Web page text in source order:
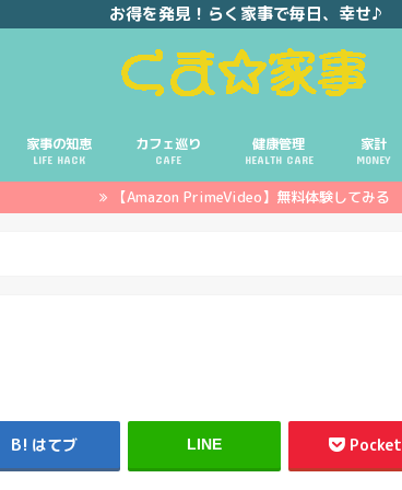
お得を発見！らく家事で毎日、幸せ♪
家事の知恵
LIFE HACK
カフェ巡り
CAFE
健康管理
HEALTH CARE
家計
MONEY
ポイ活
投資
副業
【Amazon PrimeVideo】無料体験してみる
はてブ LINE Pocket